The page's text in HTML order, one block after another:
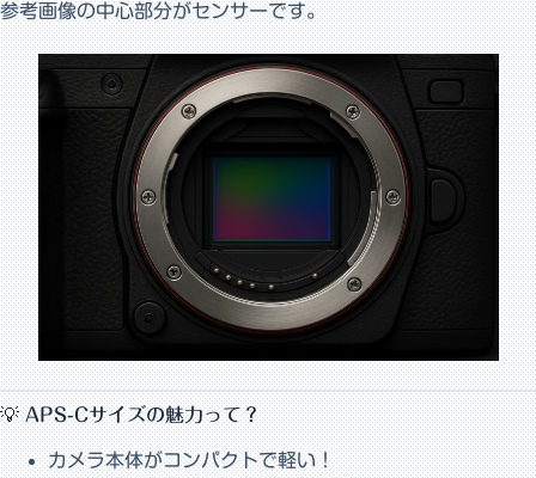
参考画像の中心部分がセンサーです。
💡 APS-Cサイズの魅力って？
カメラ本体がコンパクトで軽い！